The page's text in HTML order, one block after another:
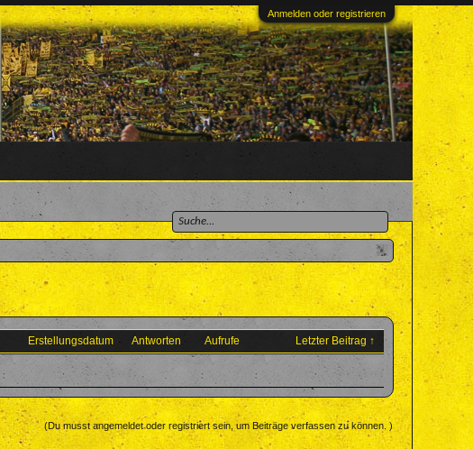
Anmelden oder registrieren
Erstellungsdatum Antworten Aufrufe Letzter Beitrag ↑
(Du musst angemeldet oder registriert sein, um Beiträge verfassen zu können. )